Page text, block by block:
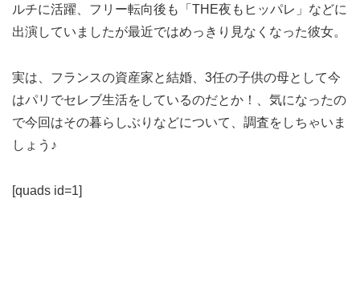
ルチに活躍、フリー転向後も「THE夜もヒッパレ」などに
出演していましたが最近ではめっきり見なくなった彼女。
実は、フランスの資産家と結婚、3任の子供の母として今
はパリでセレブ生活をしているのだとか！、気になったの
で今回はその暮らしぶりなどについて、調査をしちゃいま
しょう♪
[quads id=1]